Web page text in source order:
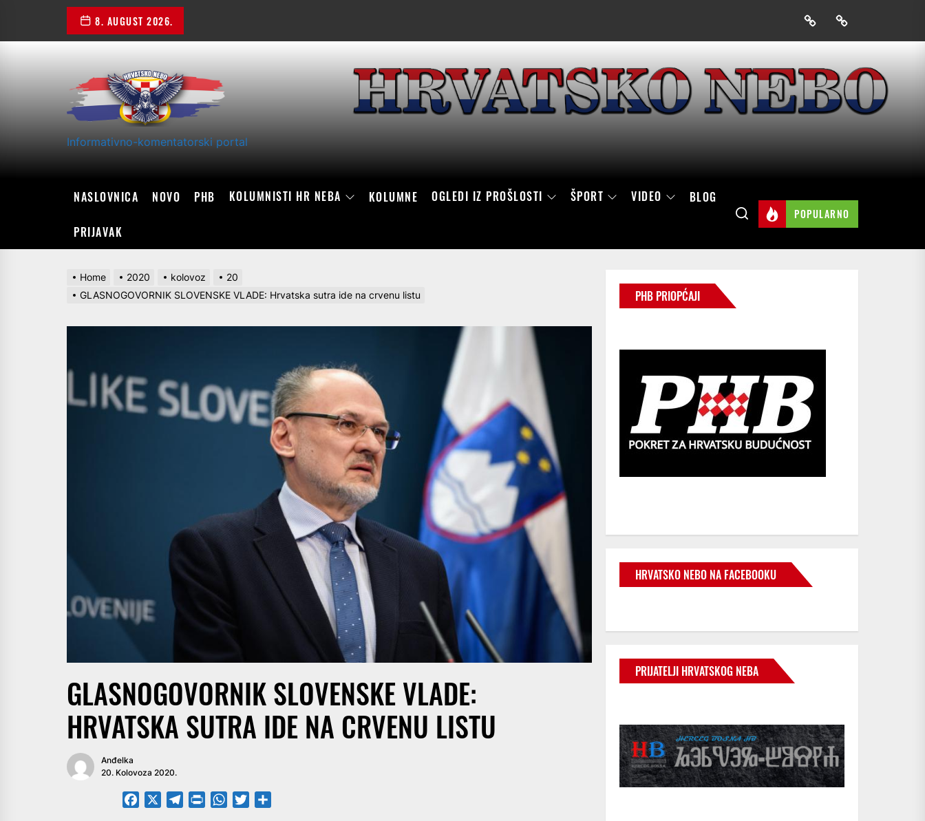
the
8. AUGUST 2026. PrijavakSkini
mobilnu
Hrvatskog
neba
Informativno-komentatorski portal
NASLOVNICA NOVO PHB KOLUMNISTI HR NEBA KOLUMNE OGLEDI IZ PROŠLOSTI ŠPORT VIDEO BLOG
PRIJAVAK
POPULARNO
Home 2020 kolovoz
20
GLASNOGOVORNIK SLOVENSKE VLADE: Hrvatska sutra ide na crvenu listu
GLASNOGOVORNIK SLOVENSKE VLADE:
HRVATSKA SUTRA IDE NA CRVENU LISTU
Anđelka
20. Kolovoza 2020.
FacebookTelegramPrintFriendly
WhatsApp
Twitter
PHB PRIOPĆAJI
HRVATSKO NEBO NA FACEBOOKU
PRIJATELJI HRVATSKOG NEBA